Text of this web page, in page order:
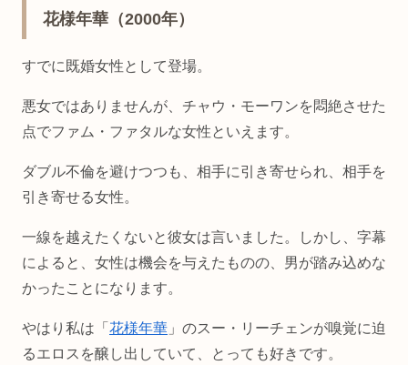
花様年華（2000年）
すでに既婚女性として登場。
悪女ではありませんが、チャウ・モーワンを悶絶させた
点でファム・ファタルな女性といえます。
ダブル不倫を避けつつも、相手に引き寄せられ、相手を
引き寄せる女性。
一線を越えたくないと彼女は言いました。しかし、字幕
によると、女性は機会を与えたものの、男が踏み込めな
かったことになります。
やはり私は「 花様年華 」のスー・リーチェンが嗅覚に迫
るエロスを醸し出していて、とっても好きです。